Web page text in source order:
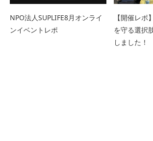
NPO法人SUPLIFE8月オンライ
ンイベントレポ
【開催レポ
を守る選択
しました！